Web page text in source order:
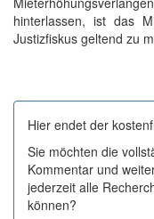
hinterlassen, ist das
Justizfiskus geltend zu
Hier endet der
Sie möchten die
Kommentar und
jederzeit alle
können?